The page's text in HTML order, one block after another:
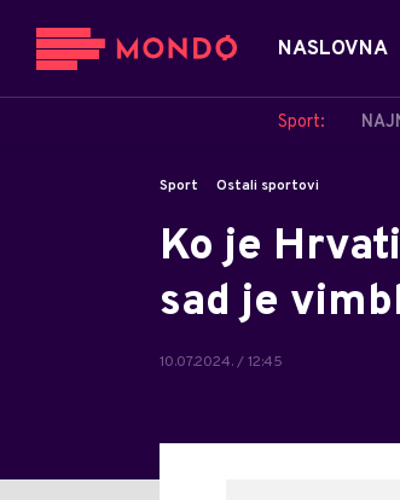
NASLOVNA
Sport:
Sport Ostali sportovi
Ko je
sad je
10.07.2024. / 12:45